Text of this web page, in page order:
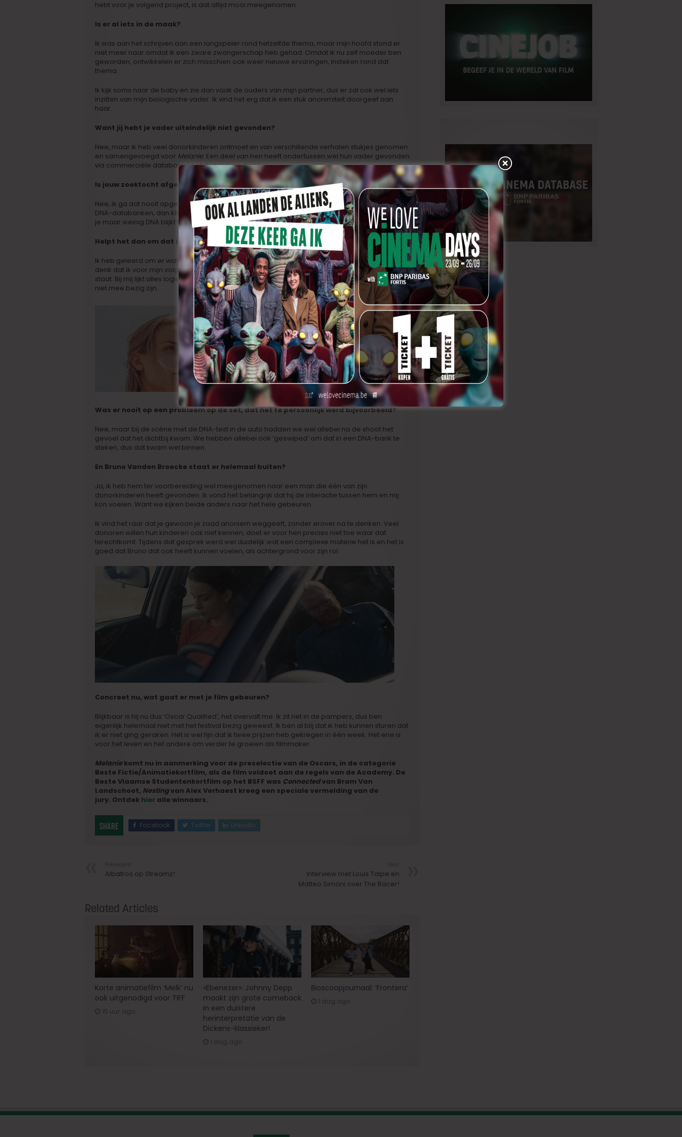
hebt voor je volgend project, is dat altijd mooi meegenomen.
Is er al iets in de maak?
Ik was aan het schrijven aan een langspeler rond hetzelfde thema, maar mijn hoofd stond er
niet meer naar omdat ik een zware zwangerschap heb gehad. Omdat ik nu zelf moeder ben
geworden, ontwikkelen er zich misschien ook weer nieuwe ervaringen, insteken rond dat
thema.
Ik kijk soms naar de baby en zie dan vaak de ouders van mijn partner, dus er zal ook wel iets
inzitten van mijn biologische vader. Ik vind het erg dat ik een stuk anonimiteit doorgeef aan
haar.
Want jij hebt je vader uiteindelijk niet gevonden?
Nee, maar ik heb veel donorkinderen ontmoet en van verschillende verhalen stukjes genomen
en samengevoegd voor Melanie. Een deel van hen heeft ondertussen wel hun vader gevonden
via commerciële databanken of donor detectives.
Is jouw zoektocht afgelopen?
Nee, ik ga dat nooit opgeven. Elke keer als ik een mail binnen krijg met nieuwe matches uit de
DNA-databanken, dan klik ik dat wel hoopvol open. Maar het is toch altijd een teleurstelling als
je maar weinig DNA blijkt te delen en het over een derde- tot vijfdegraads neef of nicht gaat.
Helpt het dan om dat in een film te steken of brengt dat net meer teweeg?
Ik heb geleerd om er wat afstand van te nemen, anders plakt het daar te emotioneel op. Ik
denk dat ik voor mijn volgende film ook iemand ga laten meeschrijven die er verder vanaf
staat. Bij mij lijkt alles logisch, maar ik moet het minder complex maken voor mensen die daar
niet mee bezig zijn.
De hoofdactrice uit Melanie
is zelf ook
een dondorkind, heb je haar dan
ontmoet in je zoektocht?
Ja, wij zijn lang geleden Facebookvrienden
geworden. Ze was geen actrice, maar zei
toen ze auditie kwam doen: “Ik voel het
personage wel, omdat ik dat zelf ook een
beetje ben”. Dus ik hoopte dat ze kon spelen
en toen dat zo was, heb ik niet getwijfeld.
Was er nooit op een probleem op de set, dat het te persoonlijk werd bijvoorbeeld?
Nee, maar bij de scène met de DNA-test in de auto hadden we wel allebei na de shoot het
gevoel dat het dichtbij kwam. We hebben allebei ook ‘geswiped’ om dat in een DNA-bank te
steken, dus dat kwam wel binnen.
En Bruno Vanden Broecke staat er helemaal buiten?
Ja, ik heb hem ter voorbereiding wel meegenomen naar een man die één van zijn
donorkinderen heeft gevonden. Ik vond het belangrijk dat hij de interactie tussen hem en mij
kon voelen. Want we kijken beide anders naar het hele gebeuren.
Ik vind het raar dat je gewoon je zaad anoniem weggeeft, zonder erover na te denken. Veel
donoren willen hun kinderen ook niet kennen, doet er voor hen precies niet toe waar dat
terechtkomt. Tijdens dat gesprek werd wel duidelijk wat een complexe materie het is en het is
goed dat Bruno dat ook heeft kunnen voelen, als achtergrond voor zijn rol.
Concreet nu, wat gaat er met je film gebeuren?
Blijkbaar is hij nu dus ‘Oscar Qualified’, het overvalt me. Ik zit net in de pampers, dus ben
eigenlijk helemaal niet met het festival bezig geweest. Ik ben al blij dat ik heb kunnen sturen dat
ik er niet ging geraken. Het is wel fijn dat ik twee prijzen heb gekregen in één week. Het ene is
voor het leven en het andere om verder te groeien als filmmaker.
Melaniekomt nu in aanmerking voor de preselectie van de Oscars, in de categorie
Beste Fictie/Animatiekortfilm, als de film voldoet aan de regels van de Academy. De
Beste Vlaamse Studentenkortfilm op het BSFF was Connectedvan Bram Van
Landschoot, Nestingvan Alex Verhaest kreeg een speciale vermelding van de
jury. Ontdek hier alle winnaars.
Share Facebook Twitter LinkedIn
Albatros op Streamz!
Interview met Louis Talpe en
Matteo Simoni over The Racer!
Related Articles
Korte animatiefilm ‘Melk’ nu
ook uitgenodigd voor TIFF
15 uur ago
«Ebenezer»: Johnny Depp
maakt zijn grote comeback
in een duistere
herinterpretatie van de
Dickens-klassieker!
1 dag ago
Bioscoopjournaal: ‘Frontera’
1 dag ago